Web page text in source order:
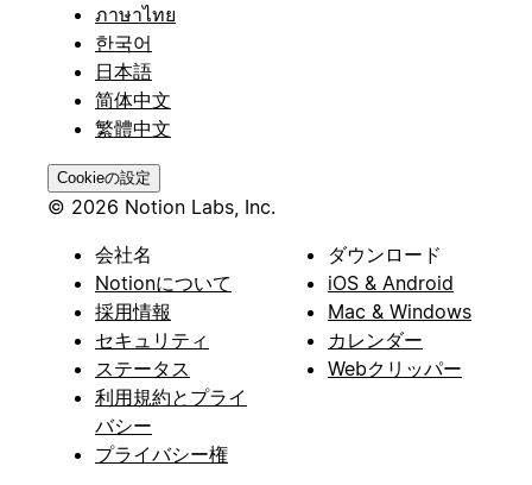
ภาษาไทย
한국어
日本語
简体中文
繁體中文
Cookieの設定
© 2026 Notion Labs, Inc.
会社名
Notionについて
採用情報
セキュリティ
ステータス
利用規約とプライ
バシー
プライバシー権
ダウンロード
iOS & Android
Mac & Windows
カレンダー
Webクリッパー